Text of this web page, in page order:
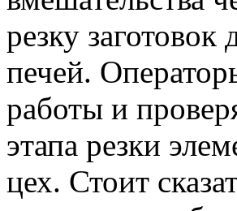
резку
печей.
работы и
этапа резки
цех. Стоит